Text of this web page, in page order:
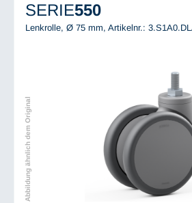
SERIE550
Lenkrolle, Ø 75 mm, Artikelnr.:
Abbildung ähnlich dem Original